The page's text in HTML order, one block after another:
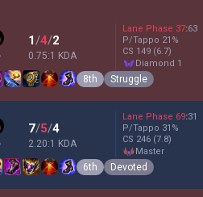
1/4/2
0.75:1 KDA
Lane Phase 37:63
P/Tappo 21 %
CS 149 (6.7)
diamond 1
8th Struggle
7/5/4
2.20:1 KDA
Lane Phase 69:31
P/Tappo 31 %
CS 246 (7.8)
master
6th Devoted